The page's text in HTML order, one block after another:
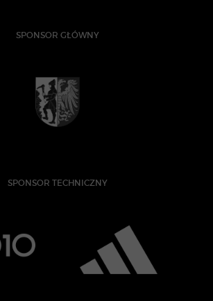
SPONSOR GŁÓWNY
SPONSOR TECHNICZNY